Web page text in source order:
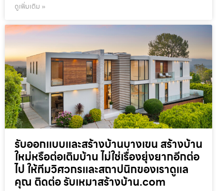
ดูเพิ่มเติม »
รับออกแบบและสร้างบ้านบางเขน สร้างบ้าน
ใหม่หรือต่อเติมบ้าน ไม่ใช่เรื่องยุ่งยากอีกต่อ
ไป ให้ทีมวิศวกรและสถาปนิกของเราดูแล
คุณ ติดต่อ รับเหมาสร้างบ้าน.com